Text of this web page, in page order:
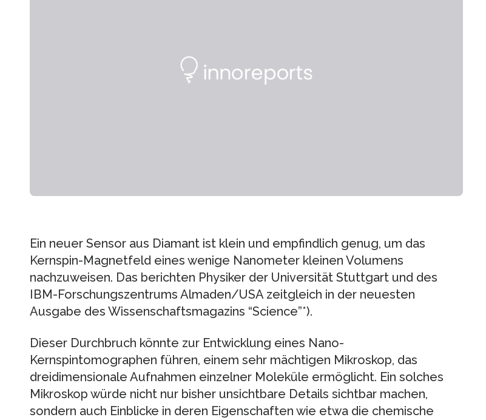
Ein neuer Sensor aus Diamant ist klein und empfindlich genug, um das
Kernspin-Magnetfeld eines wenige Nanometer kleinen Volumens
nachzuweisen. Das berichten Physiker der Universität Stuttgart und des
IBM-Forschungszentrums Almaden/USA zeitgleich in der neuesten
Ausgabe des Wissenschaftsmagazins “Science”*).
Dieser Durchbruch könnte zur Entwicklung eines Nano-
Kernspintomographen führen, einem sehr mächtigen Mikroskop, das
dreidimensionale Aufnahmen einzelner Moleküle ermöglicht. Ein solches
Mikroskop würde nicht nur bisher unsichtbare Details sichtbar machen,
sondern auch Einblicke in deren Eigenschaften wie etwa die chemische